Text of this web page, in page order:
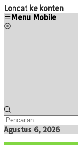
Loncat ke konten
Menu Mobile
Agustus 6, 2026